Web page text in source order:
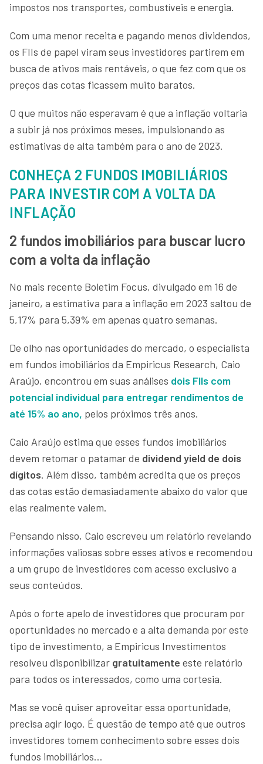
impostos nos transportes, combustíveis e energia.
Com uma menor receita e pagando menos dividendos,
os FIIs de papel viram seus investidores partirem em
busca de ativos mais rentáveis, o que fez com que os
preços das cotas ficassem muito baratos.
O que muitos não esperavam é que a inflação voltaria
a subir já nos próximos meses, impulsionando as
estimativas de alta também para o ano de 2023.
CONHEÇA 2 FUNDOS IMOBILIÁRIOS
PARA INVESTIR COM A VOLTA DA
INFLAÇÃO
2 fundos imobiliários para buscar lucro
com a volta da inflação
No mais recente Boletim Focus, divulgado em 16 de
janeiro, a estimativa para a inflação em 2023 saltou de
5,17% para 5,39% em apenas quatro semanas.
De olho nas oportunidades do mercado, o especialista
em fundos imobiliários da Empiricus Research, Caio
Araújo, encontrou em suas análises dois FIIs com
potencial individual para entregar rendimentos de
até 15% ao ano, pelos próximos três anos.
Caio Araújo estima que esses fundos imobiliários
devem retomar o patamar de dividend yield de dois
dígitos. Além disso, também acredita que os preços
das cotas estão demasiadamente abaixo do valor que
elas realmente valem.
Pensando nisso, Caio escreveu um relatório revelando
informações valiosas sobre esses ativos e recomendou
a um grupo de investidores com acesso exclusivo a
seus conteúdos.
Após o forte apelo de investidores que procuram por
oportunidades no mercado e a alta demanda por este
tipo de investimento, a Empiricus Investimentos
resolveu disponibilizar gratuitamente este relatório
para todos os interessados, como uma cortesia.
Mas se você quiser aproveitar essa oportunidade,
precisa agir logo. É questão de tempo até que outros
investidores tomem conhecimento sobre esses dois
fundos imobiliários…